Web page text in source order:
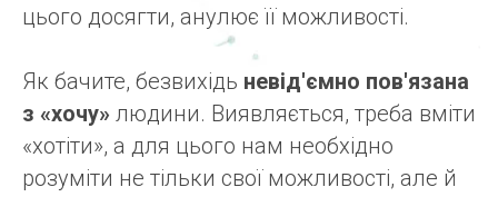
цього досягти, анулює її можливості.
Як бачите, безвихідь невід'ємно пов'язана
з «хочу» людини. Виявляється, треба вміти
«хотіти», а для цього нам необхідно
розуміти не тільки свої можливості, але й